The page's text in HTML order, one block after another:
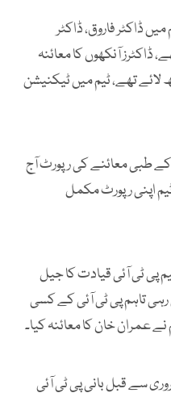
ڈاکٹر فاروق، ڈاکٹر
ڈاکٹرز آنکھوں کا معائنہ
تھے، ٹیم میں ٹیکنیشن
کے طبی معائنے کی رپورٹ آج
اپنی رپورٹ مکمل
پی ٹی آئی قیادت کا جیل
تاہم پی ٹی آئی کے کسی
عمران خان کا معائنہ کیا۔
رہے کہ سپریم کورٹ نے 16فروری سے قبل بانی پی ٹی آئی